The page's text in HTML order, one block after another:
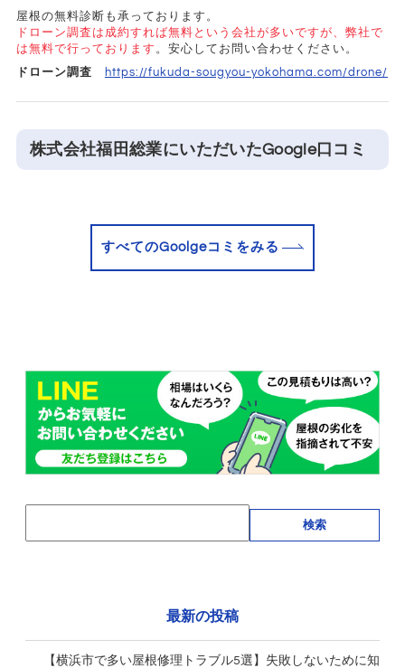
屋根の無料診断も承っております。
ドローン調査は成約すれば無料という会社が多いですが、弊社で
は無料で行っております 。安心してお問い合わせください。
ドローン調査
https://fukuda-sougyou-yokohama.com/drone/
株式会社福田総業にいただいたGoogle口コミ
すべてのGoolgeコミをみる
検索
最新の投稿
【横浜市で多い屋根修理トラブル5選】失敗しないために知